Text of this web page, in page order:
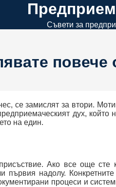
Съвети за
повече
се замислят за втори.
дух, който
на един.
Ако все още сте
надолу. Конкретните
процеси и